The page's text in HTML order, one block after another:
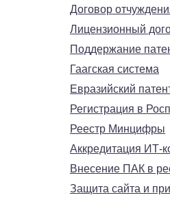
Договор
Лицензионный
Поддержание
Гаагская система
Евразийский
Регистрация в
Реестр Минцифры
Аккредитация ИТ-
Внесение ПАК в
Защита сайта и